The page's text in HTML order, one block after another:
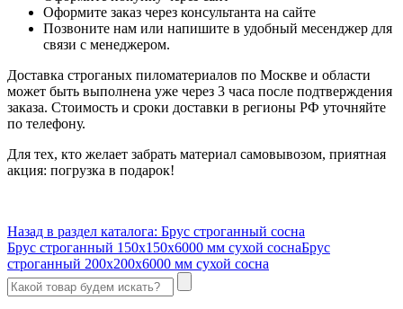
Оформите заказ через консультанта на сайте
Позвоните нам или напишите в удобный месенджер для
связи с менеджером.
Доставка строганых пиломатериалов по Москве и области
может быть выполнена уже через 3 часа после подтверждения
заказа. Стоимость и сроки доставки в регионы РФ уточняйте
по телефону.
Для тех, кто желает забрать материал самовывозом, приятная
акция: погрузка в подарок!
Назад в раздел каталога: Брус строганный сосна
Брус строганный 150х150х6000 мм сухой соснаБрус
строганный 200х200х6000 мм сухой сосна